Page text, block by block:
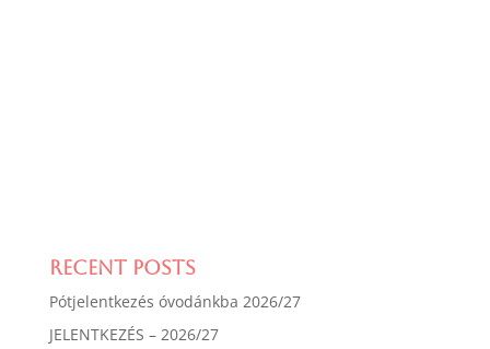
Recent Posts
Pótjelentkezés óvodánkba 2026/27
JELENTKEZÉS – 2026/27